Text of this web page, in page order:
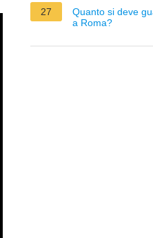
27
Quanto si deve
a Roma?